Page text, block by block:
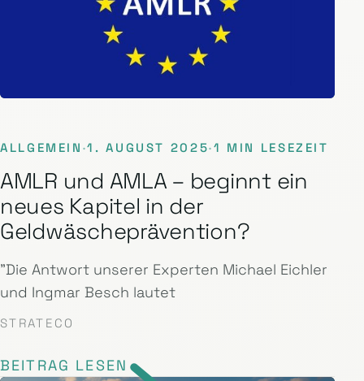
ALLGEMEIN ·1. AUGUST 2025·1 MIN LESEZEIT
AMLR und AMLA – beginnt ein
neues Kapitel in der
Geldwäscheprävention?
"Die Antwort unserer Experten Michael Eichler
und Ingmar Besch lautet
STRATECO
BEITRAG LESEN